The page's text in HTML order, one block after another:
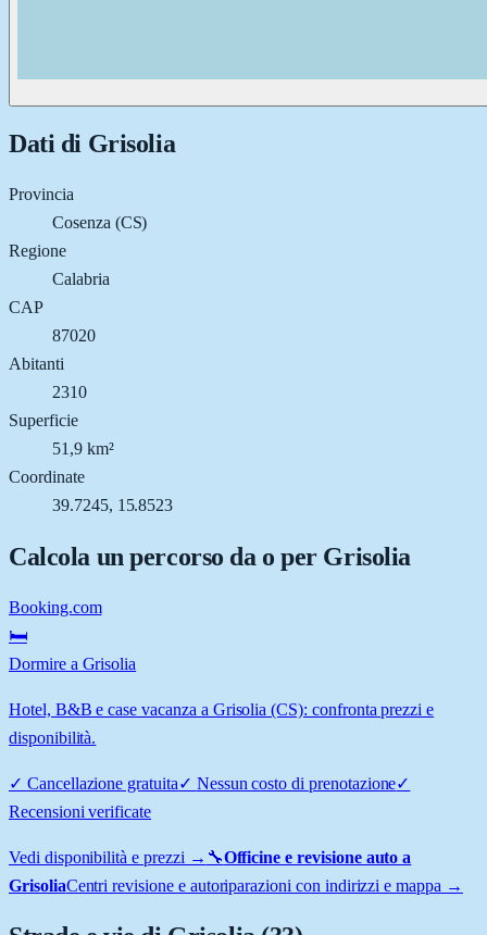
Dati di Grisolia
Provincia
Cosenza (CS)
Regione
Calabria
CAP
87020
Abitanti
2310
Superficie
51,9 km²
Coordinate
39.7245, 15.8523
Calcola un percorso da o per Grisolia
Booking.com
🛏️
Dormire a Grisolia
Hotel, B&B e case vacanza a Grisolia (CS): confronta prezzi e
disponibilità.
✓ Cancellazione gratuita✓ Nessun costo di prenotazione✓
Recensioni verificate
Vedi disponibilità e prezzi → 🔧Officine e revisione auto a
GrisoliaCentri revisione e autoriparazioni con indirizzi e mappa →